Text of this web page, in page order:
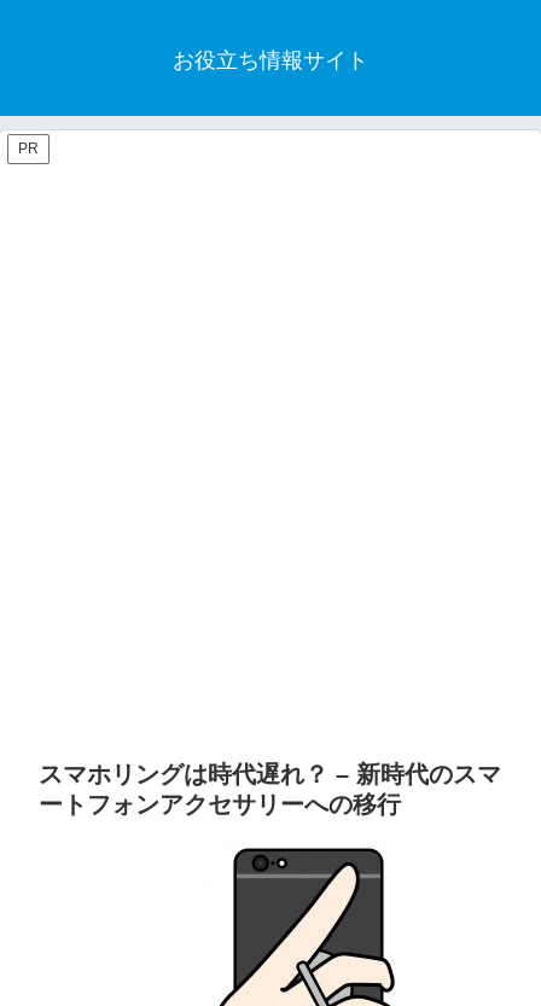
お役立ち情報サイト
PR
スマホリングは時代遅れ？ – 新時代のスマ
ートフォンアクセサリーへの移行